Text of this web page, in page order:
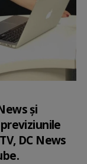
și
DC News